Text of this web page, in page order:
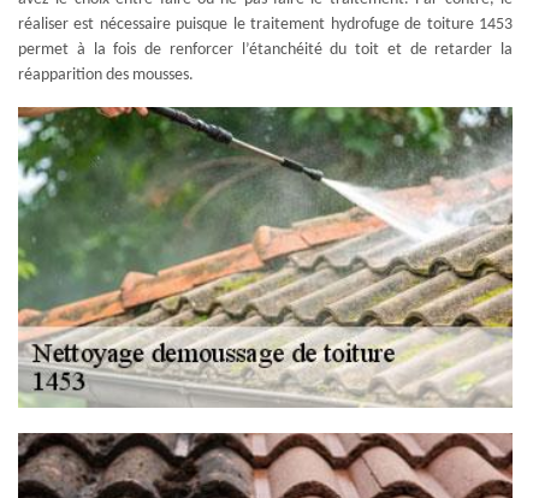
réaliser est nécessaire puisque le traitement hydrofuge de toiture 1453
permet à la fois de renforcer l’étanchéité du toit et de retarder la
réapparition des mousses.